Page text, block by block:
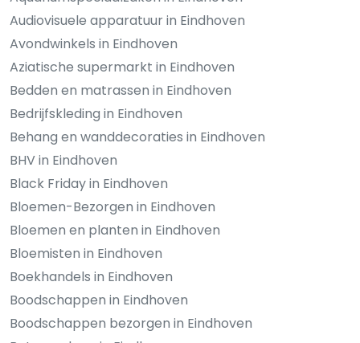
Audiovisuele apparatuur in Eindhoven
Avondwinkels in Eindhoven
Aziatische supermarkt in Eindhoven
Bedden en matrassen in Eindhoven
Bedrijfskleding in Eindhoven
Behang en wanddecoraties in Eindhoven
BHV in Eindhoven
Black Friday in Eindhoven
Bloemen-Bezorgen in Eindhoven
Bloemen en planten in Eindhoven
Bloemisten in Eindhoven
Boekhandels in Eindhoven
Boodschappen in Eindhoven
Boodschappen bezorgen in Eindhoven